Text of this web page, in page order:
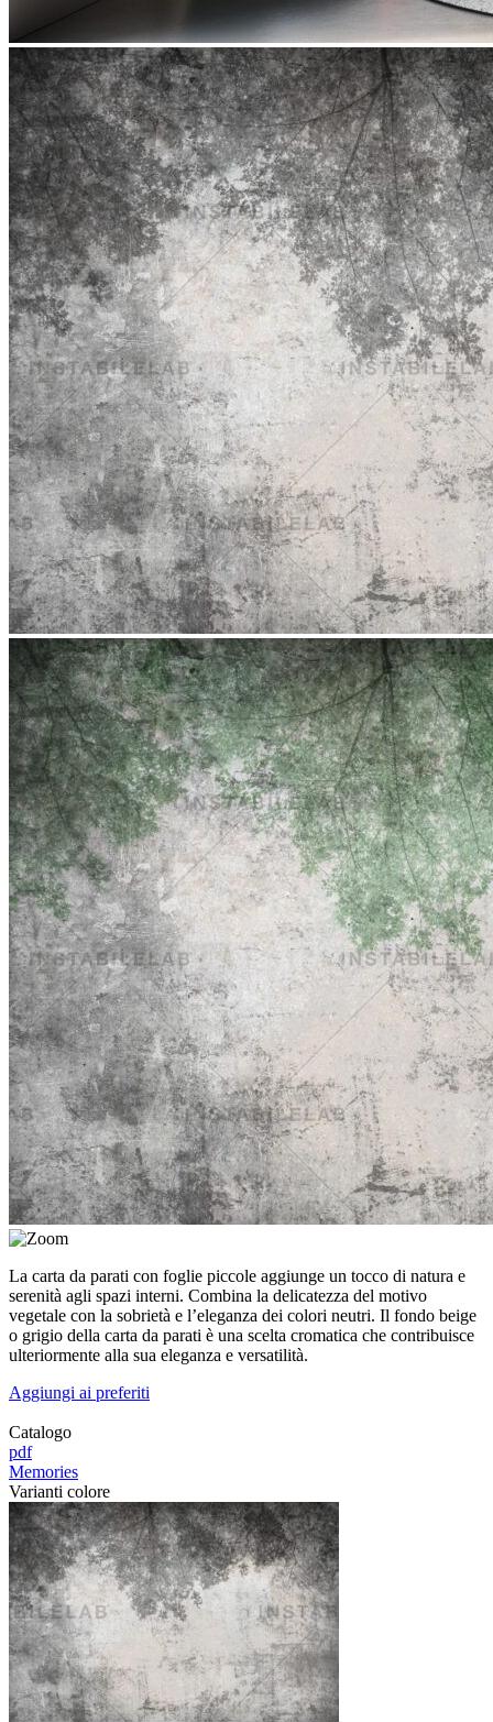
La carta da parati con foglie piccole aggiunge un tocco di natura e
serenità agli spazi interni. Combina la delicatezza del motivo
vegetale con la sobrietà e l’eleganza dei colori neutri. Il fondo beige
o grigio della carta da parati è una scelta cromatica che contribuisce
ulteriormente alla sua eleganza e versatilità.
Aggiungi ai preferiti
Catalogo
pdf
Memories
Varianti colore